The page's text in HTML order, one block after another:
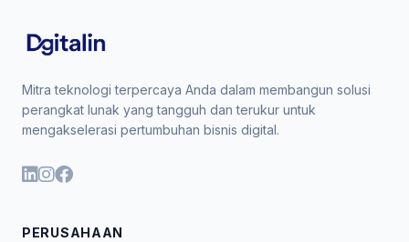
Mitra teknologi terpercaya Anda dalam membangun solusi
perangkat lunak yang tangguh dan terukur untuk
mengakselerasi pertumbuhan bisnis digital.
PERUSAHAAN